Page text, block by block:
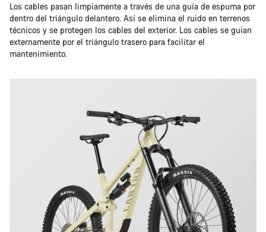
Los cables pasan limpiamente a través de una guía de espuma por
dentro del triángulo delantero. Así se elimina el ruido en terrenos
técnicos y se protegen los cables del exterior. Los cables se guían
externamente por el triángulo trasero para facilitar el
mantenimiento.